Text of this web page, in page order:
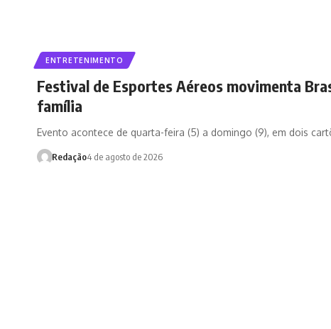
ENTRETENIMENTO
Festival de Esportes Aéreos movimenta
família
Evento acontece de quarta-feira (5) a domingo (9), em dois
Redação4 de agosto de 2026